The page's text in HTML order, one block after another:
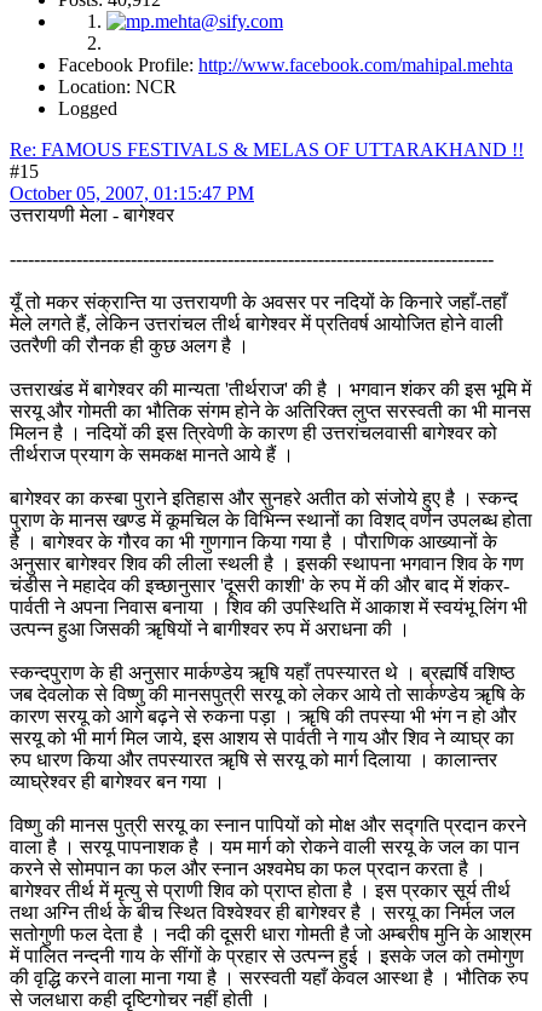
Facebook Profile: http://www.facebook.com/mahipal.mehta
Location: NCR
Logged
Re: FAMOUS FESTIVALS & MELAS OF UTTARAKHAND !!
#15
October 05, 2007, 01:15:47 PM
उत्तरायणी मेला - बागेश्वर
--------------------------------------------------------------------------------
यूँ तो मकर संक्रान्ति या उत्तरायणी के अवसर पर नदियों के किनारे जहाँ-तहाँ
मेले लगते हैं, लेकिन उत्तरांचल तीर्थ बागेश्वर में प्रतिवर्ष आयोजित होने वाली
उतरैणी की रौनक ही कुछ अलग है ।
उत्तराखंड में बागेश्वर की मान्यता 'तीर्थराज' की है । भगवान शंकर की इस भूमि में
सरयू और गोमती का भौतिक संगम होने के अतिरिक्त लुप्त सरस्वती का भी मानस
मिलन है । नदियों की इस त्रिवेणी के कारण ही उत्तरांचलवासी बागेश्वर को
तीर्थराज प्रयाग के समकक्ष मानते आये हैं ।
बागेश्वर का कस्बा पुराने इतिहास और सुनहरे अतीत को संजोये हुए है । स्कन्द
पुराण के मानस खण्ड में कूमचिल के विभिन्न स्थानों का विशद् वर्णन उपलब्ध होता
है । बागेश्वर के गौरव का भी गुणगान किया गया है । पौराणिक आख्यानों के
अनुसार बागेश्वर शिव की लीला स्थली है । इसकी स्थापना भगवान शिव के गण
चंडीस ने महादेव की इच्छानुसार 'दूसरी काशी' के रुप में की और बाद में शंकर-
पार्वती ने अपना निवास बनाया । शिव की उपस्थिति में आकाश में स्वयंभू लिंग भी
उत्पन्न हुआ जिसकी ॠषियों ने बागीश्वर रुप में अराधना की ।
स्कन्दपुराण के ही अनुसार मार्कण्डेय ॠषि यहाँ तपस्यारत थे । ब्रह्मर्षि वशिष्ठ
जब देवलोक से विष्णु की मानसपुत्री सरयू को लेकर आये तो सार्कण्डेय ॠषि के
कारण सरयू को आगे बढ़ने से रुकना पड़ा । ॠषि की तपस्या भी भंग न हो और
सरयू को भी मार्ग मिल जाये, इस आशय से पार्वती ने गाय और शिव ने व्याघ्र का
रुप धारण किया और तपस्यारत ॠषि से सरयू को मार्ग दिलाया । कालान्तर
व्याघ्रेश्वर ही बागेश्वर बन गया ।
विष्णु की मानस पुत्री सरयू का स्नान पापियों को मोक्ष और सद्गति प्रदान करने
वाला है । सरयू पापनाशक है । यम मार्ग को रोकने वाली सरयू के जल का पान
करने से सोमपान का फल और स्नान अश्वमेघ का फल प्रदान करता है ।
बागेश्वर तीर्थ में मृत्यु से प्राणी शिव को प्राप्त होता है । इस प्रकार सूर्य तीर्थ
तथा अग्नि तीर्थ के बीच स्थित विश्वेश्वर ही बागेश्वर है । सरयू का निर्मल जल
सतोगुणी फल देता है । नदी की दूसरी धारा गोमती है जो अम्बरीष मुनि के आश्रम
में पालित नन्दनी गाय के सींगों के प्रहार से उत्पन्न हुई । इसके जल को तमोगुण
की वृद्धि करने वाला माना गया है । सरस्वती यहाँ केवल आस्था है । भौतिक रुप
से जलधारा कही दृष्टिगोचर नहीं होती ।